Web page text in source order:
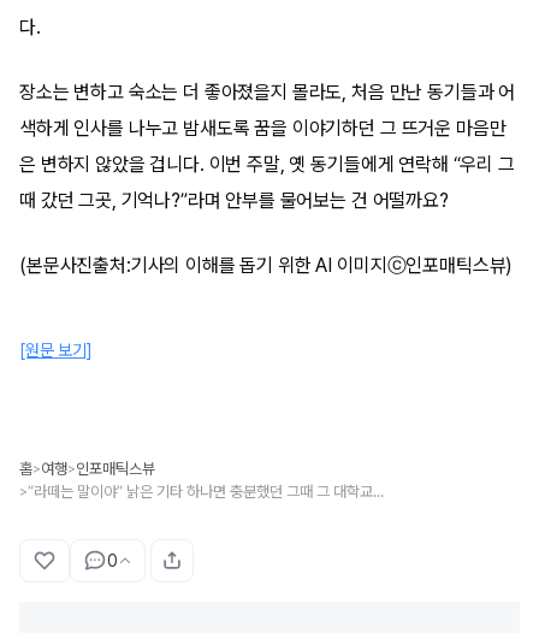
다.
장소는 변하고 숙소는 더 좋아졌을지 몰라도, 처음 만난 동기들과 어
색하게 인사를 나누고 밤새도록 꿈을 이야기하던 그 뜨거운 마음만
은 변하지 않았을 겁니다. 이번 주말, 옛 동기들에게 연락해 “우리 그
때 갔던 그곳, 기억나?”라며 안부를 물어보는 건 어떨까요?
(본문사진출처:기사의 이해를 돕기 위한 AI 이미지ⓒ인포매틱스뷰)
[원문 보기]
홈>여행>인포매틱스뷰
> “라떼는 말이야” 낡은 기타 하나면 충분했던 그때 그 대학교MT, 지금 가도 설렐까?
0